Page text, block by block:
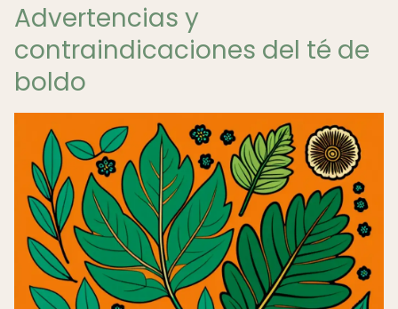
Advertencias y
contraindicaciones del té de
boldo